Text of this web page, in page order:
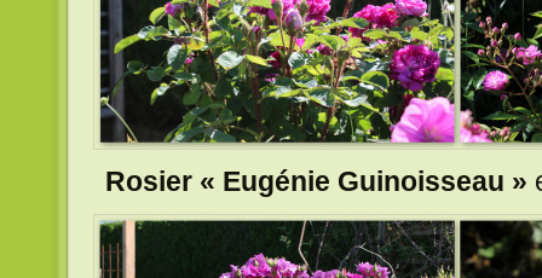
Rosier « Eugénie Guinoisseau »